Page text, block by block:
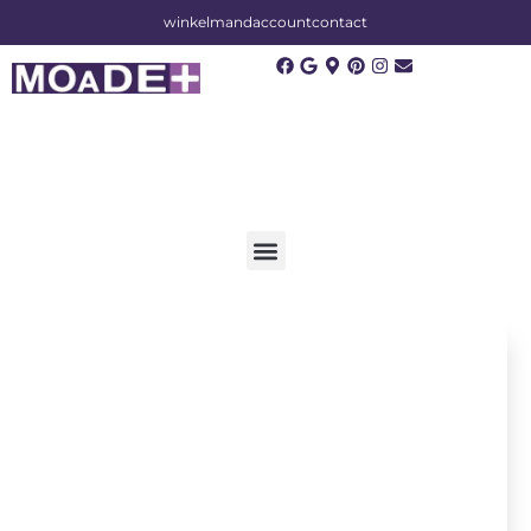
winkelmandaccountcontact